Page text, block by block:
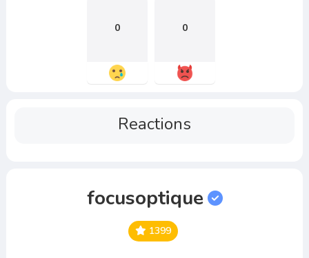
0 0
Reactions
focusoptique
1399